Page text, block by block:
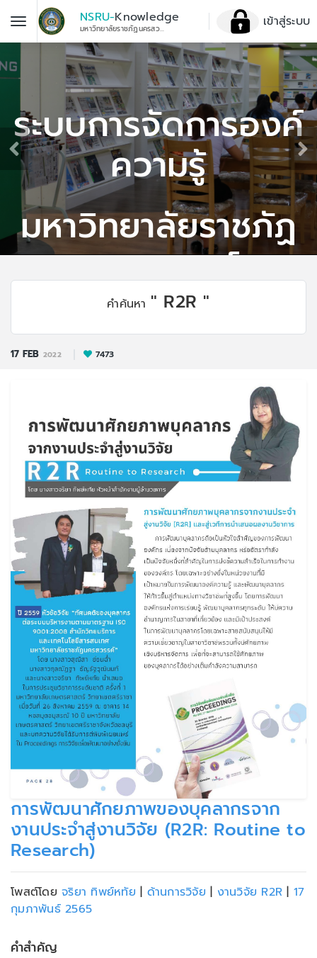
NSRU-Knowledge
มหาวิทยาลัยราชภัฏนครสวรรค์ เข้าสู่ระบบ
ระบบการจัดการองค์
ความรู้
มหาวิทยาลัยราชภัฏ
นครสวรรค์
คำค้นหา " R2R "
17 FEB 2022 7473
การพัฒนาศักยภาพของบุคลากรจาก
งานประจำสู่งานวิจัย (R2R: Routine to
Research)
โพสต์โดย จริยา ทิพย์หทัย | ด้านการวิจัย | งานวิจัย R2R| 17
กุมภาพันธ์ 2565
คำสำคัญ